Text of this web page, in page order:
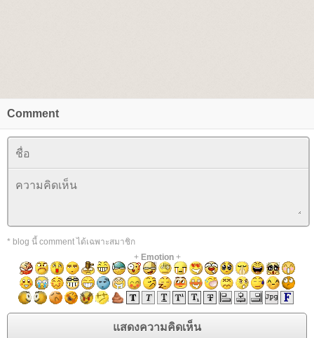
Comment
* blog นี้ comment ได้เฉพาะสมาชิก
+ Emotion+